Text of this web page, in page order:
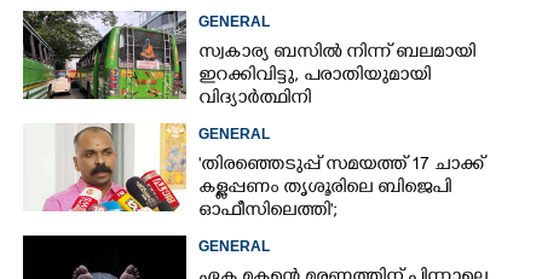
GENERAL
സ്വകാര്യ ബസിൽ നിന്ന് ബലമായി
ഇറക്കിവിട്ടു, പരാതിയുമായി
വിദ്യാർത്ഥിനി
GENERAL
'തിരഞ്ഞെടുപ്പ് സമയത്ത് 17 ചാക്ക്
കള്ളപ്പണം തൃശൂരിലെ ബിജെപി
ഓഫീസിലെത്തി';
സെക്രട്ടറി
GENERAL